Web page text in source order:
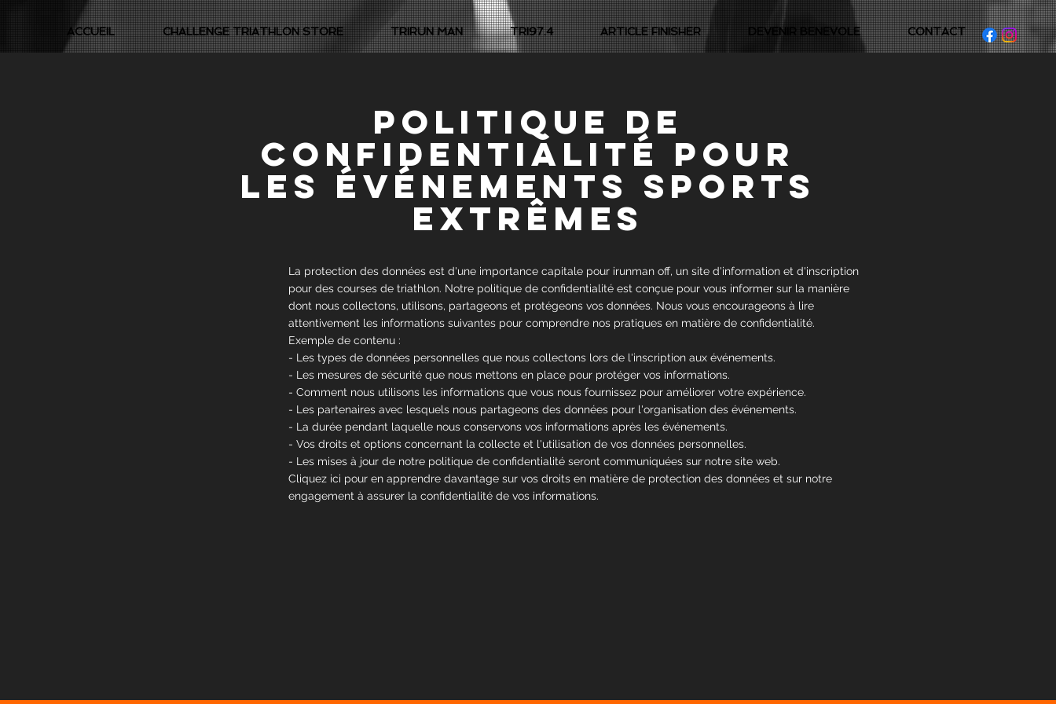
ACCUEIL CHALLENGE TRIATHLON STORE TRIRUN MAN TRI97.4 ARTICLE FINISHER DEVENIR BENEVOLE CONTACT
Politique de
confidentialité pour
les événements sports
extrêmes
La protection des données est d'une importance capitale pour irunman off, un site d'information et d'inscription
pour des courses de triathlon. Notre politique de confidentialité est conçue pour vous informer sur la manière
dont nous collectons, utilisons, partageons et protégeons vos données. Nous vous encourageons à lire
attentivement les informations suivantes pour comprendre nos pratiques en matière de confidentialité.
Exemple de contenu :
- Les types de données personnelles que nous collectons lors de l'inscription aux événements.
- Les mesures de sécurité que nous mettons en place pour protéger vos informations.
- Comment nous utilisons les informations que vous nous fournissez pour améliorer votre expérience.
- Les partenaires avec lesquels nous partageons des données pour l'organisation des événements.
- La durée pendant laquelle nous conservons vos informations après les événements.
- Vos droits et options concernant la collecte et l'utilisation de vos données personnelles.
- Les mises à jour de notre politique de confidentialité seront communiquées sur notre site web.
Cliquez ici pour en apprendre davantage sur vos droits en matière de protection des données et sur notre
engagement à assurer la confidentialité de vos informations.